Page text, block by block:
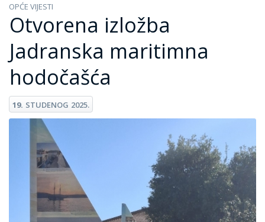
OPĆE VIJESTI
Otvorena izložba
Jadranska maritimna
hodočašća
19. STUDENOG 2025.